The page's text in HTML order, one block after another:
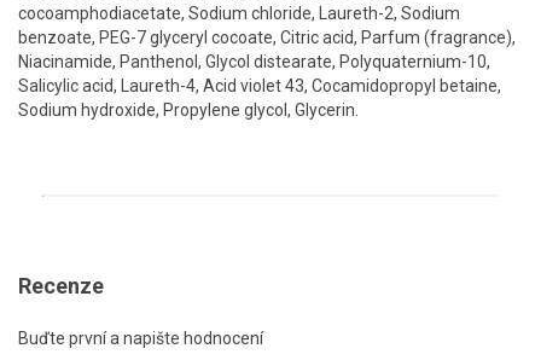
cocoamphodiacetate, Sodium chloride, Laureth-2, Sodium
benzoate, PEG-7 glyceryl cocoate, Citric acid, Parfum (fragrance),
Niacinamide, Panthenol, Glycol distearate, Polyquaternium-10,
Salicylic acid, Laureth-4, Acid violet 43, Cocamidopropyl betaine,
Sodium hydroxide, Propylene glycol, Glycerin.
Recenze
Buďte první a napište hodnocení